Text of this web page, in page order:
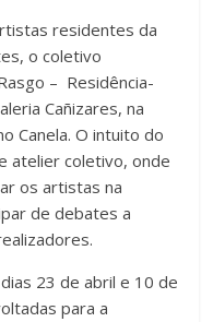
residentes da
o coletivo
– Residência-
Cañizares, na
Canela. O intuito do
atelier coletivo, onde
os artistas na
de debates a
23 de abril e 10 de
para a